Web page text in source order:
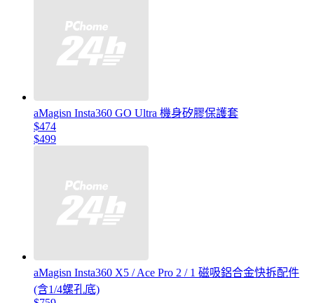
aMagisn Insta360 GO Ultra 機身矽膠保護套
$474
$499
aMagisn Insta360 X5 / Ace Pro 2 / 1 磁吸鋁合金快拆配件
(含1/4螺孔底)